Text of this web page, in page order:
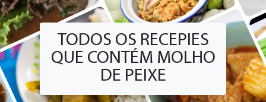
TODOS OS RECEPIES
QUE CONTÉM MOLHO
DE PEIXE